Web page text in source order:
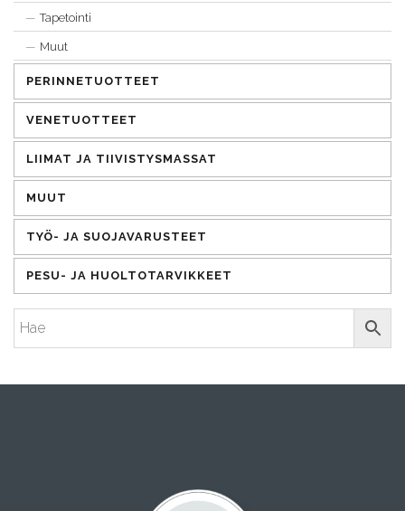
Tapetointi
Muut
PERINNETUOTTEET
VENETUOTTEET
LIIMAT JA TIIVISTYSMASSAT
MUUT
TYÖ- JA SUOJAVARUSTEET
PESU- JA HUOLTOTARVIKKEET